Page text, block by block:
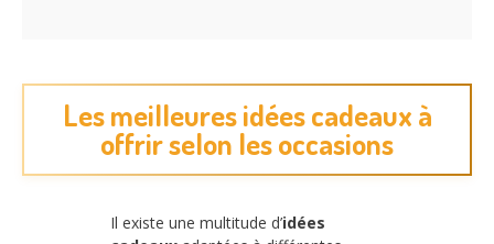
Les meilleures idées cadeaux à
offrir selon les occasions
Il existe une multitude d’idées